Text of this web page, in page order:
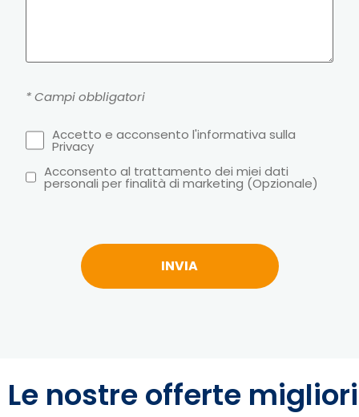
* Campi obbligatori
Accetto e acconsento l'informativa sulla
Privacy
Acconsento al trattamento dei miei dati
personali per finalità di marketing (Opzionale)
Le nostre offerte migliori